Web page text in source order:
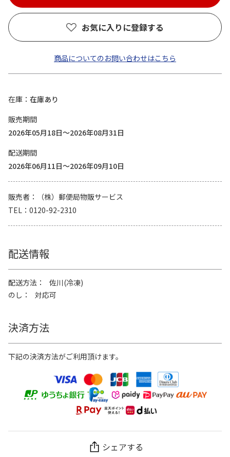
お気に入りに登録する
商品についてのお問い合わせはこちら
在庫
在庫あり
販売期間
2026年05月18日～2026年08月31日
配送期間
2026年06月11日～2026年09月10日
販売者
（株）郵便局物販サービス
TEL
0120-92-2310
配送情報
配送方法
佐川(冷凍)
のし
対応可
決済方法
下記の決済方法がご利用頂けます。
シェアする